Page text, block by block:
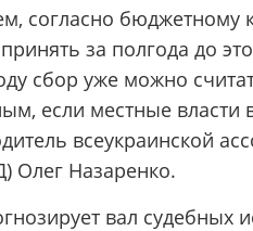
согласно бюджетному
за полгода до
сбор уже можно
если местные
всеукраинской
Олег Назаренко.
вал судебных